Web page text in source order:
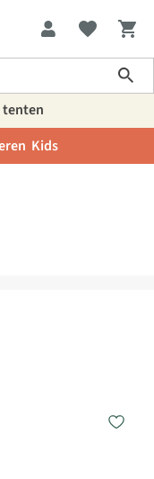
tenten
Kids